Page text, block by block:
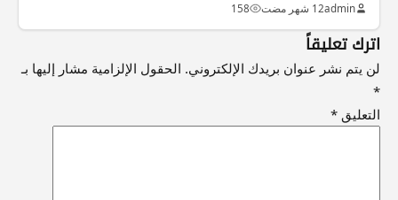
admin12 شهر مضت 158
اترك تعليقاً
لن يتم نشر عنوان بريدك الإلكتروني. الحقول الإلزامية مشار إليها بـ
*
التعليق *